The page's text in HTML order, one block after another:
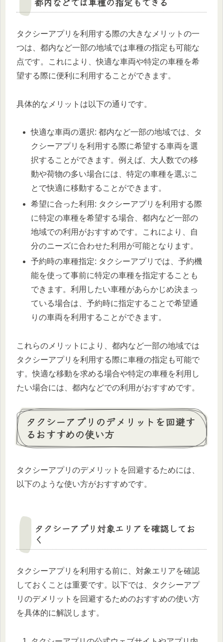
タクシーアプリを利用する際の大きなメリットの一
つは、都内など一部の地域では車種の指定も可能な
点です。これにより、快適な車両や特定の車種を希
望する際に便利に利用することができます。
具体的なメリットは以下の通りです。
快適な車両の選択: 都内など一部の地域では、タ
クシーアプリを利用する際に希望する車両を選
択することができます。例えば、大人数での移
動や荷物の多い場合には、特定の車種を選ぶこ
とで快適に移動することができます。
希望に合った利用: タクシーアプリを利用する際
に特定の車種を希望する場合、都内など一部の
地域での利用がおすすめです。これにより、自
分のニーズに合わせた利用が可能となります。
予約時の車種指定: タクシーアプリでは、予約機
能を使って事前に特定の車種を指定することも
できます。利用したい車種があらかじめ決まっ
ている場合は、予約時に指定することで希望通
りの車両を利用することができます。
これらのメリットにより、都内など一部の地域では
タクシーアプリを利用する際に車種の指定も可能で
す。快適な移動を求める場合や特定の車種を利用し
たい場合には、都内などでの利用がおすすめです。
タクシーアプリのデメリットを回避す
るおすすめの使い方
タクシーアプリのデメリットを回避するためには、
以下のような使い方がおすすめです。
タクシーアプリ対象エリアを確認してお
く
タクシーアプリを利用する前に、対象エリアを確認
しておくことは重要です。以下では、タクシーアプ
リのデメリットを回避するためのおすすめの使い方
を具体的に解説します。